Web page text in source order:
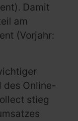
Damit
am
(Vorjahr:
des Online-
stieg